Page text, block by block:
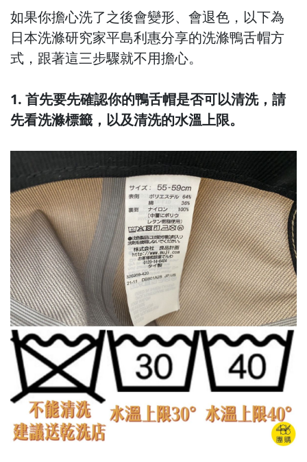
如果你擔心洗了之後會變形、會退色，以下為
日本洗滌研究家平島利惠分享的洗滌鴨舌帽方
式，跟著這三步驟就不用擔心。
1. 首先要先確認你的鴨舌帽是否可以清洗，請
先看洗滌標籤，以及清洗的水溫上限。